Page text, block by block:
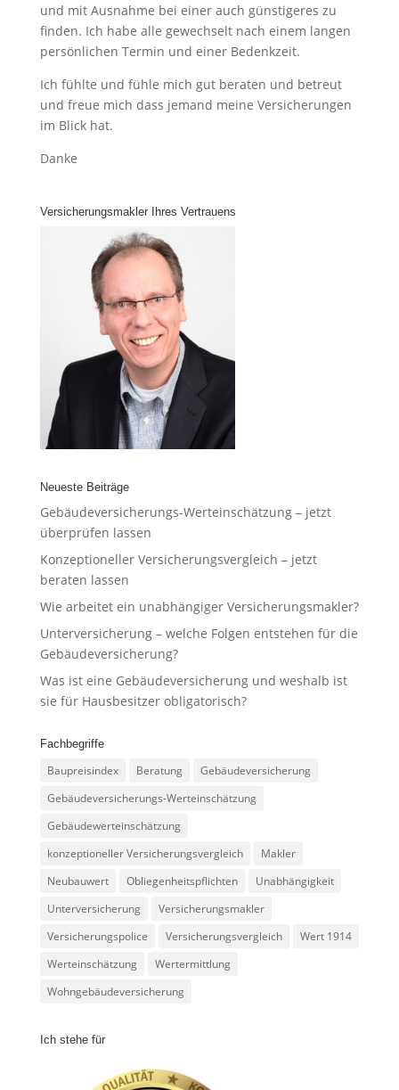
und mit Ausnahme bei einer auch günstigeres zu
finden. Ich habe alle gewechselt nach einem langen
persönlichen Termin und einer Bedenkzeit.
Ich fühlte und fühle mich gut beraten und betreut
und freue mich dass jemand meine Versicherungen
im Blick hat.
Danke
Versicherungsmakler Ihres Vertrauens
Neueste Beiträge
Gebäudeversicherungs-Werteinschätzung – jetzt
überprüfen lassen
Konzeptioneller Versicherungsvergleich – jetzt
beraten lassen
Wie arbeitet ein unabhängiger Versicherungsmakler?
Unterversicherung – welche Folgen entstehen für die
Gebäudeversicherung?
Was ist eine Gebäudeversicherung und weshalb ist
sie für Hausbesitzer obligatorisch?
Fachbegriffe
Baupreisindex Beratung
Gebäudeversicherung
Gebäudeversicherungs-Werteinschätzung
Gebäudewerteinschätzung
konzeptioneller Versicherungsvergleich
Makler
Neubauwert
Obliegenheitspflichten
Unabhängigkeit
Unterversicherung
Versicherungsmakler
Versicherungspolice
Versicherungsvergleich
Wert 1914
Werteinschätzung
Wertermittlung
Wohngebäudeversicherung
Ich stehe für